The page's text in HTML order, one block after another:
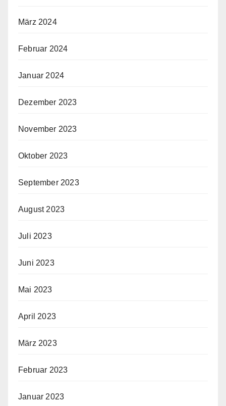
März 2024
Februar 2024
Januar 2024
Dezember 2023
November 2023
Oktober 2023
September 2023
August 2023
Juli 2023
Juni 2023
Mai 2023
April 2023
März 2023
Februar 2023
Januar 2023